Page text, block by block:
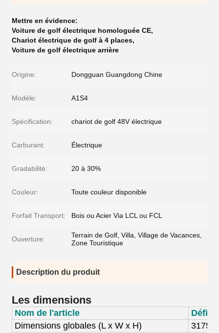
Mettre en évidence:
Voiture de golf électrique homologuée CE,
Chariot électrique de golf à 4 places,
Voiture de golf électrique arrière
Origine: Dongguan Guangdong Chine
Modèle: A1S4
Spécification: chariot de golf 48V électrique
Carburant: Électrique
Gradabilité: 20 à 30%
Couleur: Toute couleur disponible
Forfait Transport: Bois ou Acier Via LCL ou FCL
Ouverture:
Terrain de Golf, Villa, Village de Vacances,
Zone Touristique
Description du produit
Les dimensions
Nom de l'article
Dimensions globales (L x W x H) 3175